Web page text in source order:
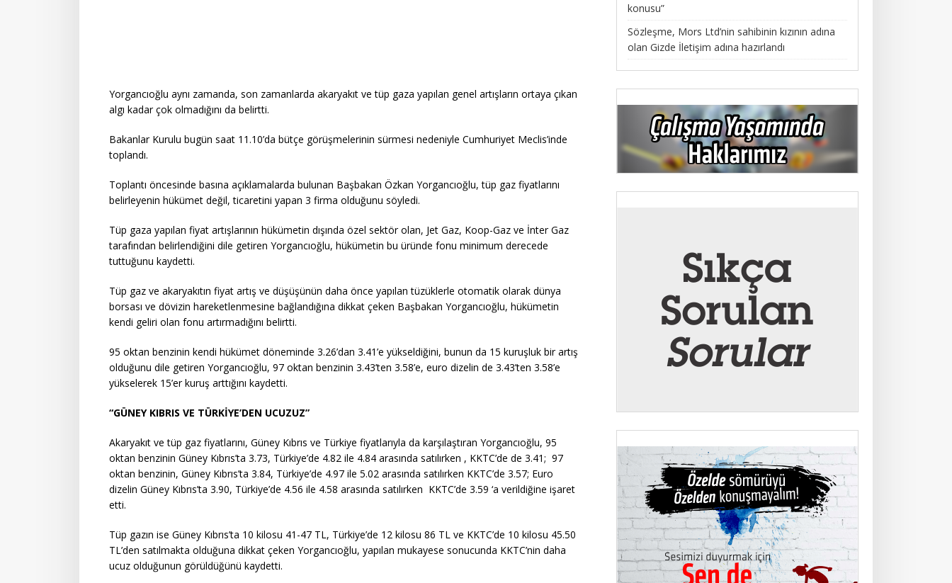
Yorgancıoğlu aynı zamanda, son zamanlarda akaryakıt ve tüp gaza yapılan genel artışların ortaya çıkan
algı kadar çok olmadığını da belirtti.
Bakanlar Kurulu bugün saat 11.10’da bütçe görüşmelerinin sürmesi nedeniyle Cumhuriyet Meclis’inde
toplandı.
Toplantı öncesinde basına açıklamalarda bulunan Başbakan Özkan Yorgancıoğlu, tüp gaz fiyatlarını
belirleyenin hükümet değil, ticaretini yapan 3 firma olduğunu söyledi.
Tüp gaza yapılan fiyat artışlarının hükümetin dışında özel sektör olan, Jet Gaz, Koop-Gaz ve İnter Gaz
tarafından belirlendiğini dile getiren Yorgancıoğlu, hükümetin bu üründe fonu minimum derecede
tuttuğunu kaydetti.
Tüp gaz ve akaryakıtın fiyat artış ve düşüşünün daha önce yapılan tüzüklerle otomatik olarak dünya
borsası ve dövizin hareketlenmesine bağlandığına dikkat çeken Başbakan Yorgancıoğlu, hükümetin
kendi geliri olan fonu artırmadığını belirtti.
95 oktan benzinin kendi hükümet döneminde 3.26’dan 3.41’e yükseldiğini, bunun da 15 kuruşluk bir artış
olduğunu dile getiren Yorgancıoğlu, 97 oktan benzinin 3.43’ten 3.58’e, euro dizelin de 3.43’ten 3.58’e
yükselerek 15’er kuruş arttığını kaydetti.
“GÜNEY KIBRIS VE TÜRKİYE’DEN UCUZUZ”
Akaryakıt ve tüp gaz fiyatlarını, Güney Kıbrıs ve Türkiye fiyatlarıyla da karşılaştıran Yorgancıoğlu, 95
oktan benzinin Güney Kıbrıs’ta 3.73, Türkiye’de 4.82 ile 4.84 arasında satılırken , KKTC’de de 3.41; 97
oktan benzinin, Güney Kıbrıs’ta 3.84, Türkiye’de 4.97 ile 5.02 arasında satılırken KKTC’de 3.57; Euro
dizelin Güney Kıbrıs’ta 3.90, Türkiye’de 4.56 ile 4.58 arasında satılırken KKTC’de 3.59 ‘a verildiğine işaret
etti.
Tüp gazın ise Güney Kıbrıs’ta 10 kilosu 41-47 TL, Türkiye’de 12 kilosu 86 TL ve KKTC’de 10 kilosu 45.50
TL’den satılmakta olduğuna dikkat çeken Yorgancıoğlu, yapılan mukayese sonucunda KKTC’nin daha
ucuz olduğunun görüldüğünü kaydetti.
konusu”
Sözleşme, Mors Ltd’nin sahibinin kızının adına
olan Gizde İletişim adına hazırlandı